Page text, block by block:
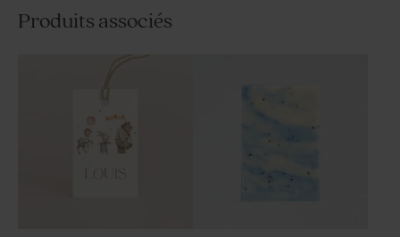
Etiquette baptême jardin de
Produits associés